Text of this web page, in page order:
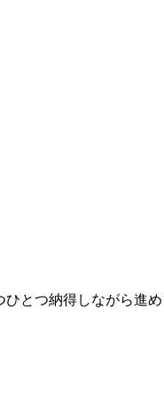
とつ納得しながら進め